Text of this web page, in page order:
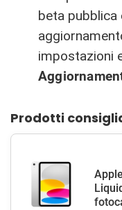
beta pubblica
impostazioni
Prodotti